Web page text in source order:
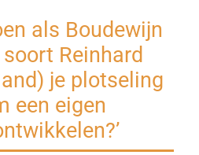
als Boudewijn
Reinhard
je plotseling
een eigen